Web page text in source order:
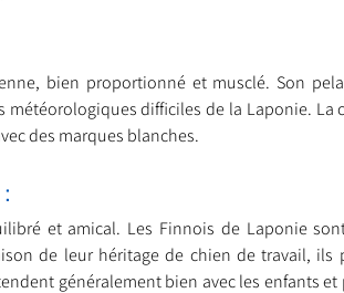
bien proportionné et musclé. Son
difficiles de la Laponie. La
des marques blanches.
et amical. Les Finnois de Laponie
de leur héritage de chien de travail, ils
généralement bien avec les enfants et